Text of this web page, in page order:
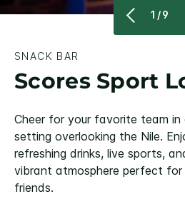
1/9
SNACK BAR
Scores Sport
Cheer for your favorite team in
setting overlooking the Nile.
refreshing drinks, live sports,
vibrant atmosphere perfect for
friends.